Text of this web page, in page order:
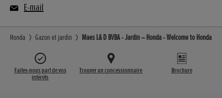
E-mail
Honda Gazon et jardin Maes L& D BVBA - Jardin – Honda - Welcome to Honda
Faites-nous part de vos
intérêts
Trouver un concessionnaire Brochure